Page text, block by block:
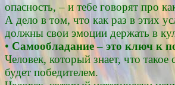
опасность, – и тебе говорят про
А дело в том, что как раз в этих
должны свои эмоции держать в
• Самообладание – это ключ к
Человек, который знает, что такое
будет победителем.